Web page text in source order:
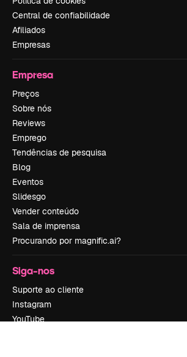
Central de confiabilidade
Afiliados
Empresas
Empresa
Preços
Sobre nós
Reviews
Emprego
Tendências de pesquisa
Blog
Eventos
Slidesgo
Vender conteúdo
Sala de imprensa
Procurando por magnific.ai?
Siga-nos
Suporte ao cliente
Instagram
YouTube